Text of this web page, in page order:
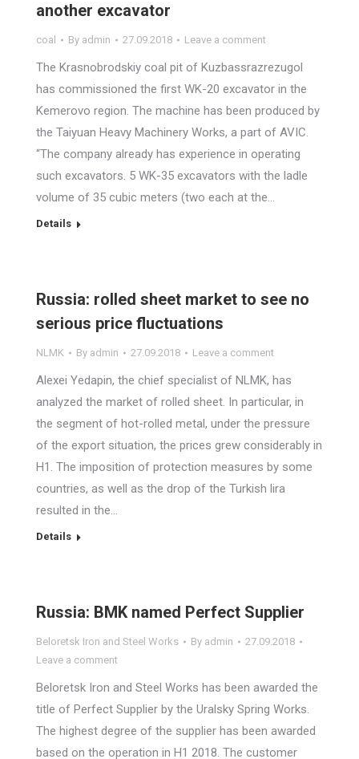
another excavator
coal By admin 27.09.2018 Leave a comment
The Krasnobrodskiy coal pit of Kuzbassrazrezugol
has commissioned the first WK-20 excavator in the
Kemerovo region. The machine has been produced by
the Taiyuan Heavy Machinery Works, a part of AVIC.
“The company already has experience in operating
such excavators. 5 WK-35 excavators with the ladle
volume of 35 cubic meters (two each at the…
Details
Russia: rolled sheet market to see no
serious price fluctuations
NLMK By admin 27.09.2018 Leave a comment
Alexei Yedapin, the chief specialist of NLMK, has
analyzed the market of rolled sheet. In particular, in
the segment of hot-rolled metal, under the pressure
of the export situation, the prices grew considerably in
H1. The imposition of protection measures by some
countries, as well as the drop of the Turkish lira
resulted in the…
Details
Russia: BMK named Perfect Supplier
Beloretsk Iron and Steel Works By admin
27.09.2018
Leave a comment
Beloretsk Iron and Steel Works has been awarded the
title of Perfect Supplier by the Uralsky Spring Works.
The highest degree of the supplier has been awarded
based on the operation in H1 2018. The customer